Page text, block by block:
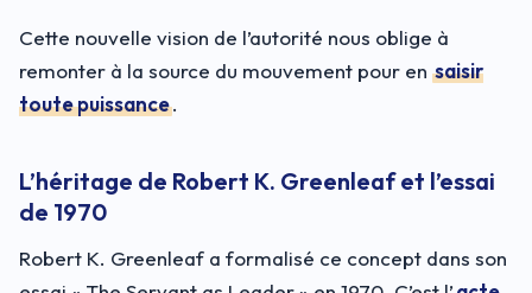
Cette nouvelle vision de l’autorité nous oblige à
remonter à la source du mouvement pour en saisir
toute puissance.
L’héritage de Robert K. Greenleaf et l’essai
de 1970
Robert K. Greenleaf a formalisé ce concept dans son